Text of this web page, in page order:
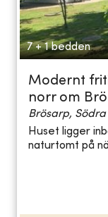
7 + 1 bedden
Modernt
norr om
Brösarp,
Huset ligger
naturtomt på